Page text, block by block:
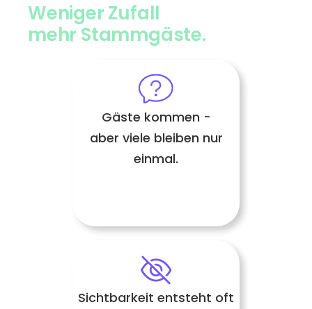
Weniger Zufall
mehr Stammgäste.
Gäste kommen -
aber viele bleiben nur
einmal.
Sichtbarkeit entsteht oft